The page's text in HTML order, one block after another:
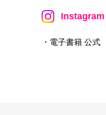
Instagram
・電子書籍 公式